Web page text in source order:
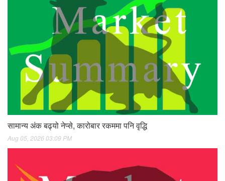
सामान्य अंक बढ्यो नेप्से, कारोबार रकममा पनि वृद्धि
Aug 05, 2026 03:09 PM